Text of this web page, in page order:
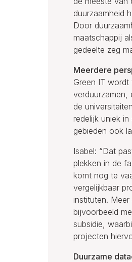
duurzaamheid
Door
maatschappij
gedeelte zeg
Meerdere
Green IT
verduurzamen,
de
redelijk uniek
gebieden ook
Isabel: “Dat
plekken in de
komt nog te
vergelijkbaar
instituten.
bijvoorbeeld
subsidie,
projecten
Duurzame